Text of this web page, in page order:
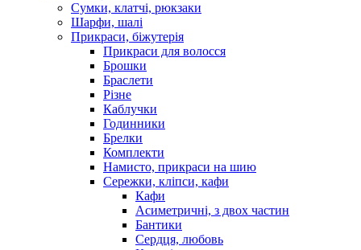
Сумки, клатчі, рюкзаки
Шарфи, шалі
Прикраси, біжутерія
Прикраси для волосся
Брошки
Браслети
Різне
Каблучки
Годинники
Брелки
Комплекти
Намисто, прикраси на шию
Сережки, кліпси, кафи
Кафи
Асиметричні, з двох частин
Бантики
Сердця, любовь